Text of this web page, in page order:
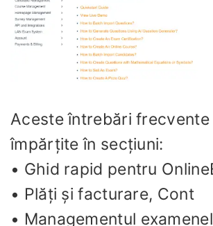
Aceste întrebări frecvente
împărțite în secțiuni:
• Ghid rapid pentru
• Plăți și facturare, Cont
• Managementul